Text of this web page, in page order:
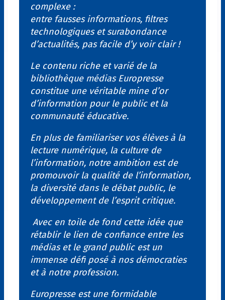
complexe :
entre fausses informations, filtres
technologiques et surabondance
d’actualités, pas facile d’y voir clair !
Le contenu riche et varié de la
bibliothèque médias Europresse
constitue une véritable mine d’or
d’information pour le public et la
communauté éducative.
En plus de familiariser vos élèves à la
lecture numérique, la culture de
l’information, notre ambition est de
promouvoir la qualité de l’information,
la diversité dans le débat public, le
développement de l’esprit critique.
Avec en toile de fond cette idée que
rétablir le lien de confiance entre les
médias et le grand public est un
immense défi posé à nos démocraties
et à notre profession.
Europresse est une formidable